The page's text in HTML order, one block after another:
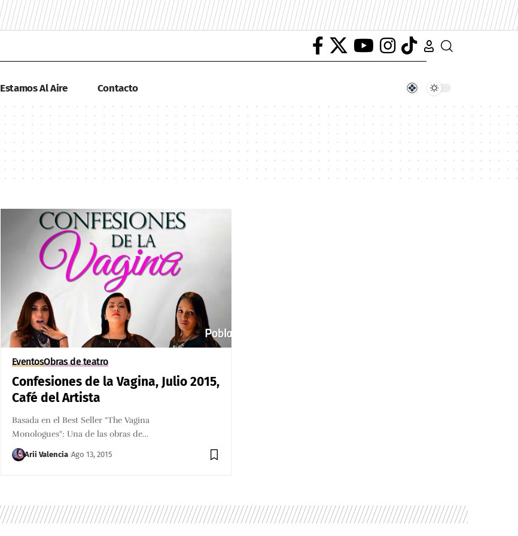
Estamos Al Aire Contacto
EventosObras de teatro
Confesiones de la Vagina, Julio 2015,
Café del Artista
Basada en el Best Seller "The Vagina
Monologues": Una de las obras de…
Arii Valencia Ago 13, 2015